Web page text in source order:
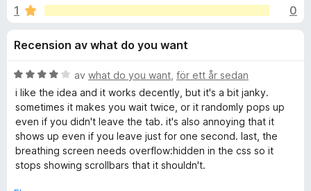
ö
F
r
e
f
o
x
i
o
n
e
r
f
4
8
v
5
1
0
Recension av what do you want
B
e
t
y
g
s
a
av what do you want för ett år sedan
i like the idea and it works decently, but it's a bit janky.
sometimes it makes you wait twice, or it randomly pops up
even if you didn't leave the tab. it's also annoying that it
shows up even if you leave just for one second. last, the
breathing screen needs overflow:hidden in the css so it
stops showing scrollbars that it shouldn't.